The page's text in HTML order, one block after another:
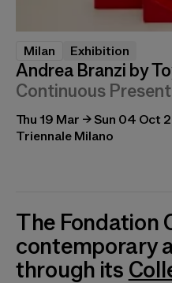
Milan Exhibition
Andrea Branzi by
Continuous Present
Thu 19 Mar → Sun 04 Oct
Triennale Milano
The Fondation
contemporary
through its